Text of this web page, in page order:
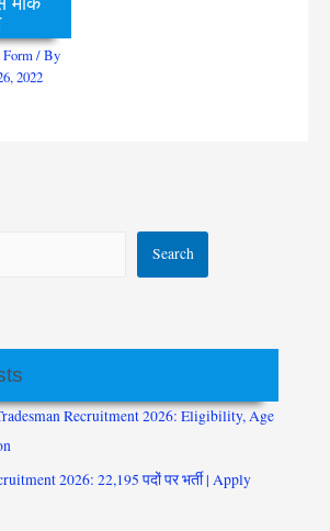
/ By
2022
Search
Recruitment 2026: Eligibility, Age
2026: 22,195 पदों पर भर्ती | Apply